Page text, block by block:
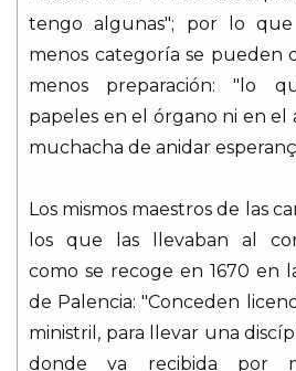
tengo algunas"; por lo
menos categoría se pueden
menos preparación: "lo
papeles en el órgano ni en el
muchacha de anidar
Los mismos maestros de las
los que las llevaban al
como se recoge en 1670 en
de Palencia: "Conceden
ministril, para llevar una
donde va recibida por